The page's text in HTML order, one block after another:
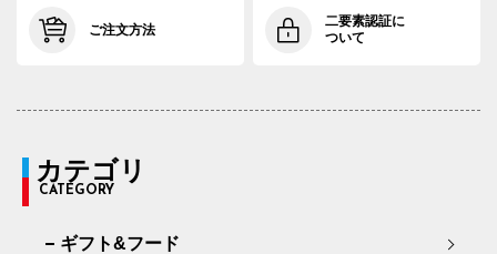
ご注文方法
二要素認証に
ついて
カテゴリ
CATEGORY
ギフト&フード